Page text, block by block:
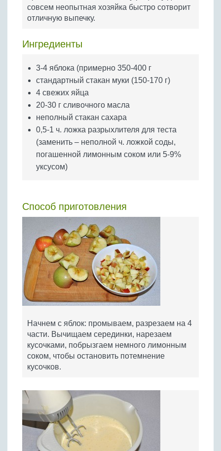
Бобовые
Яйца
совсем неопытная хозяйка быстро сотворит
отличную выпечку.
Ингредиенты
3-4 яблока (примерно 350-400 г
стандартный стакан муки (150-170 г)
4 свежих яйца
20-30 г сливочного масла
неполный стакан сахара
0,5-1 ч. ложка разрыхлителя для теста
(заменить – неполной ч. ложкой соды,
погашенной лимонным соком или 5-9%
уксусом)
Способ приготовления
Начнем с яблок: промываем, разрезаем на 4
части. Вычищаем серединки, нарезаем
кусочками, побрызгаем немного лимонным
соком, чтобы остановить потемнение
кусочков.